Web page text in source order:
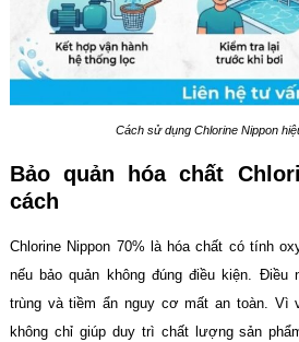
Cách sử dụng Chlorine Nippon
Bảo quản hóa chất
cách
Chlorine Nippon 70% là hóa chất có tính
nếu bảo quản không đúng điều kiện. Điều
trùng và tiềm ẩn nguy cơ mất an toàn. Vì
không chỉ giúp duy trì chất lượng sản